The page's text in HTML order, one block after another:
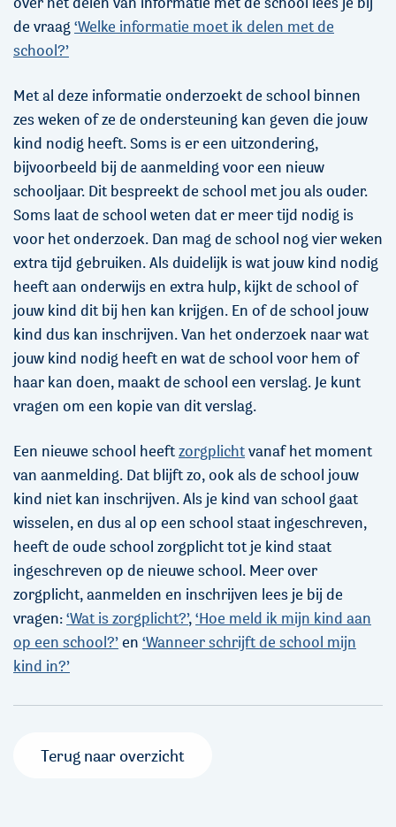
de vraag ‘Welke informatie moet ik delen met de
school?’
Met al deze informatie onderzoekt de school binnen
zes weken of ze de ondersteuning kan geven die jouw
kind nodig heeft. Soms is er een uitzondering,
bijvoorbeeld bij de aanmelding voor een nieuw
schooljaar. Dit bespreekt de school met jou als ouder.
Soms laat de school weten dat er meer tijd nodig is
voor het onderzoek. Dan mag de school nog vier weken
extra tijd gebruiken. Als duidelijk is wat jouw kind nodig
heeft aan onderwijs en extra hulp, kijkt de school of
jouw kind dit bij hen kan krijgen. En of de school jouw
kind dus kan inschrijven. Van het onderzoek naar wat
jouw kind nodig heeft en wat de school voor hem of
haar kan doen, maakt de school een verslag. Je kunt
vragen om een kopie van dit verslag.
Een nieuwe school heeftzorgplichtvanaf het moment
van aanmelding. Dat blijft zo, ook als de school jouw
kind niet kan inschrijven. Als je kind van school gaat
wisselen, en dus al op een school staat ingeschreven,
heeft de oude school zorgplicht tot je kind staat
ingeschreven op de nieuwe school. Meer over
zorgplicht, aanmelden en inschrijven lees je bij de
vragen:‘Wat is zorgplicht?’,‘Hoe meld ik mijn kind aan
op een school?’en ‘Wanneer schrijft de school mijn
kind in?’
Terug naar overzicht